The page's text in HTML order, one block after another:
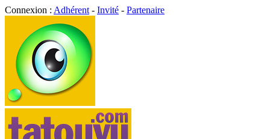
Connexion : Adhérent - Invité - Partenaire